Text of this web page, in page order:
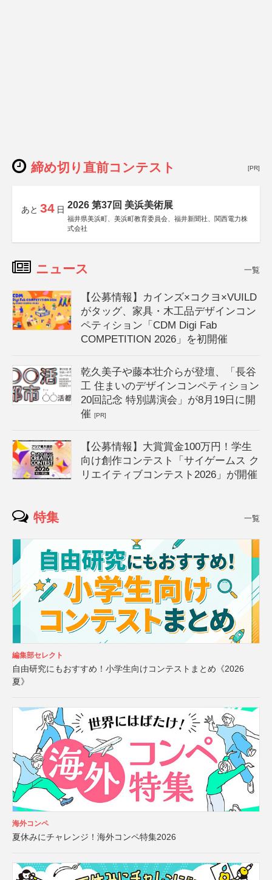
締め切り直前コンテスト [PR]
あと 34 日 2026 第37回 美浜美術展
福井県美浜町、美浜町教育委員会、福井新聞社、関西電力株
式会社
ニュース 一覧
【公募情報】カインズ×コクヨ×VUILD
がタッグ、家具・木工品デザインコン
ペティション「CDM Digi Fab
COMPETITION 2026」を初開催
乾久美子や藤本壮介らが登壇、「長谷
工 住まいのデザインコンペティション
20回記念 特別講演会」が8月19日に開
催[PR]
【公募情報】大賞賞金100万円！学生
向け創作コンテスト「サイゲームス ク
リエイティブコンテスト2026」が開催
特集 一覧
編集部セレクト
自由研究にもおすすめ！小学生向けコンテストまとめ《2026
夏》
海外コンペ
夏休みにチャレンジ！海外コンペ特集2026